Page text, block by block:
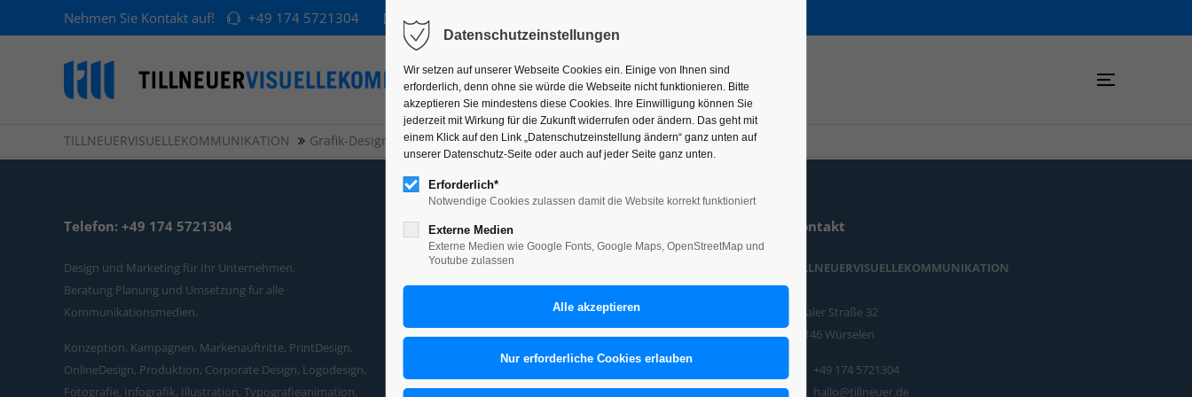
Nehmen Sie Kontakt auf! +49 174 5721304 hallo@tillneuer.de
TILLNEUERVISUELLEKOMMUNIKATION Grafik-Design grafik-design-portfolio
Telefon: +49 174 5721304
Design und Marketing für Ihr Unternehmen.
Beratung Planung und Umsetzung für alle
Kommunikationsmedien.
Konzeption, Kampagnen, Markenauftritte, PrintDesign,
OnlineDesign, Produktion, Corporate Design, Logodesign,
Fotografie, Infografik, Illustration, Typografieanimation.
Weitere Informationen
AGB
Datenschutzeinstellung ändern
Kontakt
TILLNEUERVISUELLEKOMMUNIKATION
Haaler Straße 32
52146 Würselen
+49 174 5721304
hallo@tillneuer.de
Datenschutzeinstellungen
Wir setzen auf unserer Webseite Cookies ein. Einige von Ihnen sind
erforderlich, denn ohne sie würde die Webseite nicht funktionieren. Bitte
akzeptieren Sie mindestens diese Cookies. Ihre Einwilligung können Sie
jederzeit mit Wirkung für die Zukunft widerrufen oder ändern. Das geht mit
einem Klick auf den Link „Datenschutzeinstellung ändern“ ganz unten auf
unserer Datenschutz-Seite oder auch auf jeder Seite ganz unten.
Erforderlich*
Notwendige Cookies zulassen damit die Website korrekt funktioniert
Externe Medien
Externe Medien wie Google Fonts, Google Maps, OpenStreetMap und
Youtube zulassen